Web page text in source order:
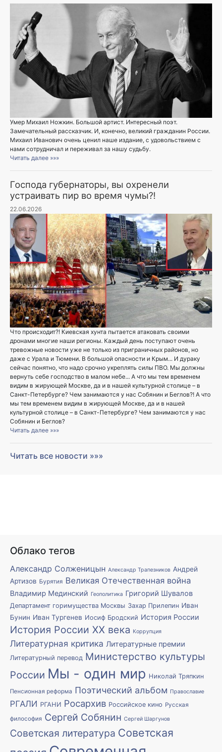
Умер Михаил Ножкин. Большой артист. Интересный поэт.
Замечательный рассказчик. И, конечно, великий гражданин России.
Михаил Иванович очень ценил наше издание, с удовольствием с
нами сотрудничал и переживал за нашу судьбу.
Читать далее »»»
Господа губернаторы, вы охренели
устраивать пир во время чумы?!
22.06.2026
Что происходит?! Киевская хунта пытается атаковать своими
дронами многие наши регионы. Каждый день поступают очень
тревожные новости уже не только из приграничных районов, но
даже с Урала и Тюмени. В большой опасности и Крым... И дураку
сейчас понятно, что надо срочно укреплять силы ПВО. Мы должны
вернуть себе господство в малом небе... А что мы тем временем
видим в жирующей Москве, да и в нашей культурной столице – в
Санкт-Петербурге? Чем занимаются у нас Собянин и Беглов?! А что
мы тем временем видим в жирующей Москве, да и в нашей
культурной столице – в Санкт-Петербурге? Чем занимаются у нас
Собянин и Беглов?
Читать далее »»»
Читать все новости »»»
Облако тегов
Александр Солженицын Александр Трапезников Андрей
Артизов Бурятия Великая Отечественная война
Владимир Мединский Геополитика Григорий Шувалов
Департамент горимущества Москвы Захар Прилепин Иван
Бунин Иван Тургенев Иосиф Бродский История России
История России XX века Коррупция
Литературная критика Литературные премии
Литературный перевод Министерство культуры
России Мы - один мир Николай Тряпкин
Пенсионная реформа Поэтический альбом Православие
РГАЛИ РГАНИ Росархив Российское кино Русская
философия Сергей Собянин Сергей Шаргунов
Советская литература Советская